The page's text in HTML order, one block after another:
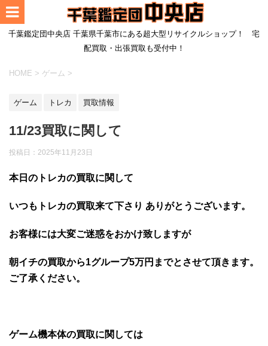
千葉鑑定団中央店 千葉県千葉市にある超大型リサイクルショップ！ 宅
配買取・出張買取も受付中！
HOME > ゲーム >
ゲーム トレカ 買取情報
11/23買取に関して
投稿日： 2025年11月23日
本日のトレカの買取に関して
いつもトレカの買取来て下さり ありがとうございます。
お客様には大変ご迷惑をおかけ致しますが
朝イチの買取から1グループ5万円までとさせて頂きます。
ご了承ください。
ゲーム機本体の買取に関しては